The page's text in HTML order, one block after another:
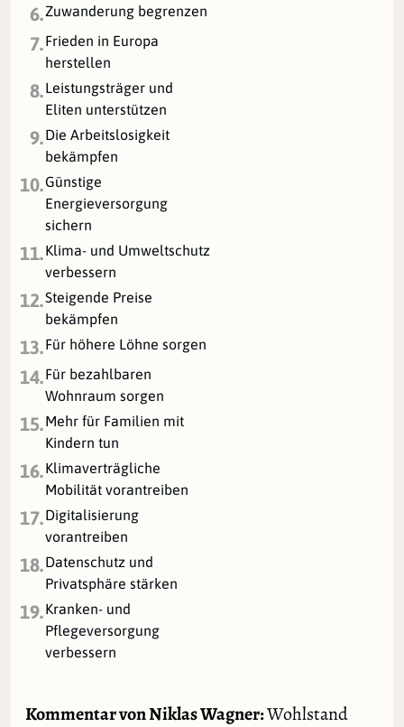
6.Zuwanderung begrenzen
7.Frieden in Europa
herstellen
8.Leistungsträger und
Eliten unterstützen
9.Die Arbeitslosigkeit
bekämpfen
10.Günstige
Energieversorgung
sichern
11.Klima- und Umweltschutz
verbessern
12.Steigende Preise
bekämpfen
13.Für höhere Löhne sorgen
14.Für bezahlbaren
Wohnraum sorgen
15.Mehr für Familien mit
Kindern tun
16.Klimaverträgliche
Mobilität vorantreiben
17.Digitalisierung
vorantreiben
18.Datenschutz und
Privatsphäre stärken
19.Kranken- und
Pflegeversorgung
verbessern
Kommentar von Niklas Wagner:Wohlstand